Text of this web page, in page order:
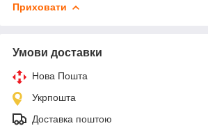
Приховати
Умови доставки
Нова Пошта
Укрпошта
Доставка поштою